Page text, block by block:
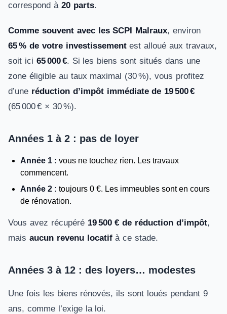
correspond à 20 parts.
Comme souvent avec les SCPI Malraux, environ
65 % de votre investissementest alloué aux travaux,
soit ici 65 000 €. Si les biens sont situés dans une
zone éligible au taux maximal (30 %), vous profitez
d’une réduction d’impôt immédiate de 19 500 €
(65 000 € × 30 %).
Années 1 à 2 : pas de loyer
Année 1 : vous ne touchez rien. Les travaux
commencent.
Année 2 : toujours 0 €. Les immeubles sont en cours
de rénovation.
Vous avez récupéré 19 500 € de réduction d’impôt,
mais aucun revenu locatifà ce stade.
Années 3 à 12 : des loyers… modestes
Une fois les biens rénovés, ils sont loués pendant 9
ans, comme l’exige la loi.